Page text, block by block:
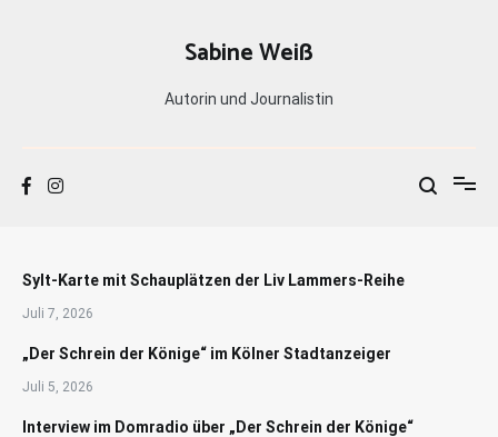
Sabine Weiß
Autorin und Journalistin
Sylt-Karte mit Schauplätzen der Liv Lammers-Reihe
Juli 7, 2026
„Der Schrein der Könige“ im Kölner Stadtanzeiger
Juli 5, 2026
Interview im Domradio über „Der Schrein der Könige“